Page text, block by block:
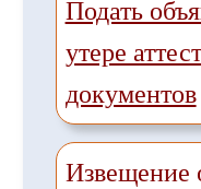
Подать
утере
документов
Извещение